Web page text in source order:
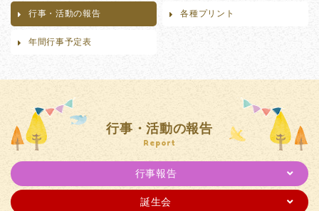
行事・活動の報告 各種プリント
年間行事予定表
行事・活動の報告
Report
行事報告
誕生会